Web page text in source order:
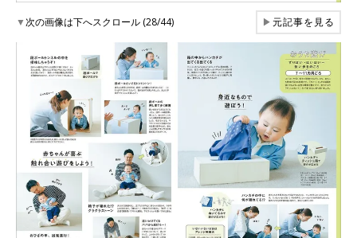
▼次の画像は下へスクロール (28/44) ▶元記事を見る